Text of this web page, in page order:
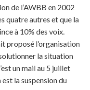
de l’AWBB en 2002
quatre autres et que la
à 10% des voix.
proposé l’organisation
la situation
un mail au 5 juillet
la suspension du